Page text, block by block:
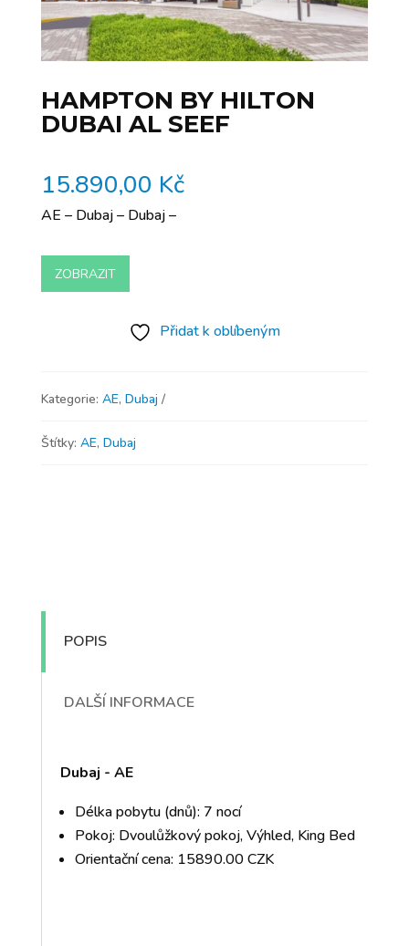
HAMPTON BY HILTON
DUBAI AL SEEF
15.890,00 Kč
AE – Dubaj – Dubaj –
ZOBRAZIT
Přidat k oblíbeným
Kategorie: AE, Dubaj
Štítky: AE, Dubaj
POPIS
DALŠÍ INFORMACE
Dubaj - AE
Délka pobytu (dnů): 7 nocí
Pokoj: Dvoulůžkový pokoj, Výhled, King Bed
Orientační cena: 15890.00 CZK